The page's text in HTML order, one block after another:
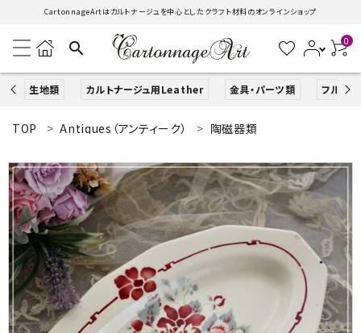
CartonnageArtはカルトナージュを中心としたクラフト材料のオンラインショップ
search 0
生地類 カルトナージュ用Leather 金具・パーツ類 フルキッ
search
ACCOUNT MENU
ようこそ ゲスト 様
ログイン 新規会員登録
生地類
TOP Antiques（アンティーク） 陶磁器類